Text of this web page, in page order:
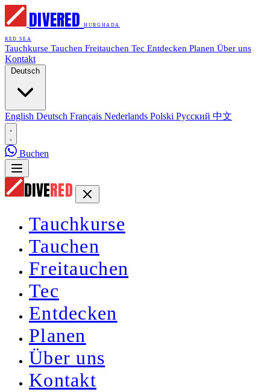
DIVERED HURGHADA
RED SEA
Tauchkurse Tauchen Freitauchen Tec Entdecken Planen Über uns
Kontakt
Deutsch
English Deutsch Français Nederlands Polski Русский 中文
Buchen
DIVERED
Tauchkurse
Tauchen
Freitauchen
Tec
Entdecken
Planen
Über uns
Kontakt